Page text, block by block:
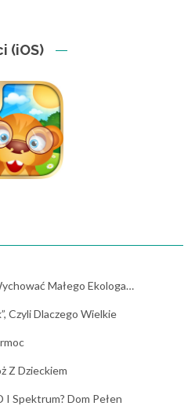
(iOS)
Małego Ekologa…
Czyli Dlaczego Wielkie
Z Dzieckiem
I Spektrum? Dom Pełen